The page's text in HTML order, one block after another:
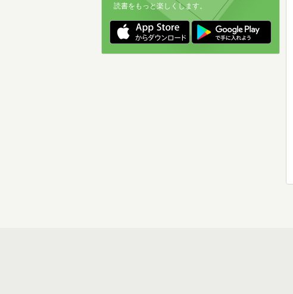
読書をもっと楽しくします。